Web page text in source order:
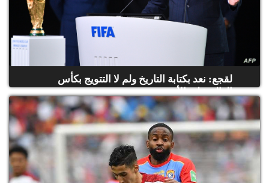
لقجع: نعد بكتابة التاريخ ولم لا التتويج بكأس
العالم على الأر...